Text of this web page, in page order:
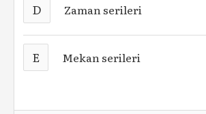
D Zaman serileri
E Mekan serileri